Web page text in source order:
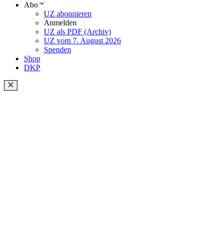
Abo
UZ abonnieren
Anmelden
UZ als PDF (Archiv)
UZ vom 7. August 2026
Spenden
Shop
DKP
Schließen